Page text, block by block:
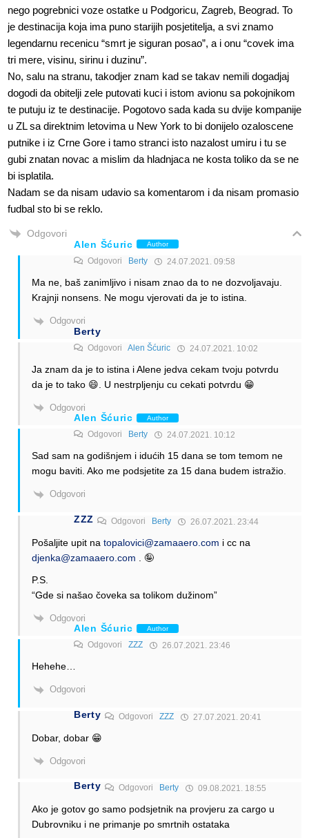
nego pogrebnici voze ostatke u Podgoricu, Zagreb, Beograd. To
je destinacija koja ima puno starijih posjetitelja, a svi znamo
legendarnu recenicu “smrt je siguran posao”, a i onu “covek ima
tri mere, visinu, sirinu i duzinu”.
No, salu na stranu, takodjer znam kad se takav nemili dogadjaj
dogodi da obitelji zele putovati kuci i istom avionu sa pokojnikom
te putuju iz te destinacije. Pogotovo sada kada su dvije kompanije
u ZL sa direktnim letovima u New York to bi donijelo ozaloscene
putnike i iz Crne Gore i tamo stranci isto nazalost umiru i tu se
gubi znatan novac a mislim da hladnjaca ne kosta toliko da se ne
bi isplatila.
Nadam se da nisam udavio sa komentarom i da nisam promasio
fudbal sto bi se reklo.
Odgovori
Alen Šćuric
Author
Odgovori Berty 24.07.2021. 09:58
Ma ne, baš zanimljivo i nisam znao da to ne dozvoljavaju.
Krajnji nonsens. Ne mogu vjerovati da je to istina.
Odgovori
Berty
Odgovori Alen Šćuric 24.07.2021. 10:02
Ja znam da je to istina i Alene jedva cekam tvoju potvrdu
da je to tako 😄. U nestrpljenju cu cekati potvrdu 😁
Odgovori
Alen Šćuric Author
Odgovori Berty 24.07.2021. 10:12
Sad sam na godišnjem i idućih 15 dana se tom temom ne
mogu baviti. Ako me podsjetite za 15 dana budem istražio.
Odgovori
ZZZ Odgovori Berty 26.07.2021. 23:44
Pošaljite upit na topalovici@zamaaero.com i cc na
djenka@zamaaero.com . 🤪
P.S.
“Gde si našao čoveka sa tolikom dužinom”
Odgovori
Alen Šćuric Author
Odgovori ZZZ 26.07.2021. 23:46
Hehehe…
Odgovori
Berty Odgovori ZZZ 27.07.2021. 20:41
Dobar, dobar 😁
Odgovori
Berty Odgovori Berty 09.08.2021. 18:55
Ako je gotov go samo podsjetnik na provjeru za cargo u
Dubrovniku i ne primanje po smrtnih ostataka